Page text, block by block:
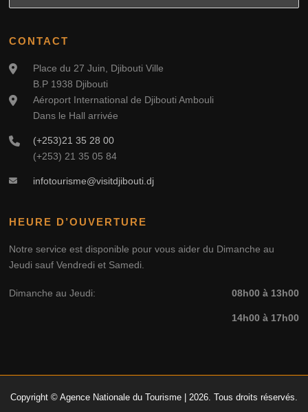
CONTACT
Place du 27 Juin, Djibouti Ville
B.P 1938 Djibouti
Aéroport International de Djibouti Ambouli
Dans le Hall arrivée
(+253)21 35 28 00
(+253) 21 35 05 84
infotourisme@visitdjibouti.dj
HEURE D’OUVERTURE
Notre service est disponible pour vous aider du Dimanche au
Jeudi sauf Vendredi et Samedi.
Dimanche au Jeudi: 08h00 à 13h00
14h00 à 17h00
Copyright © Agence Nationale du Tourisme | 2026. Tous droits réservés.